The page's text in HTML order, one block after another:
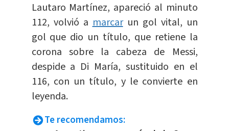
Lautaro Martínez, apareció al minuto
112, volvió amarcarun gol vital, un
gol que dio un título, que retiene la
corona sobre la cabeza de Messi,
despide a Di María, sustituido en el
116, con un título, y le convierte en
leyenda.
Te recomendamos: